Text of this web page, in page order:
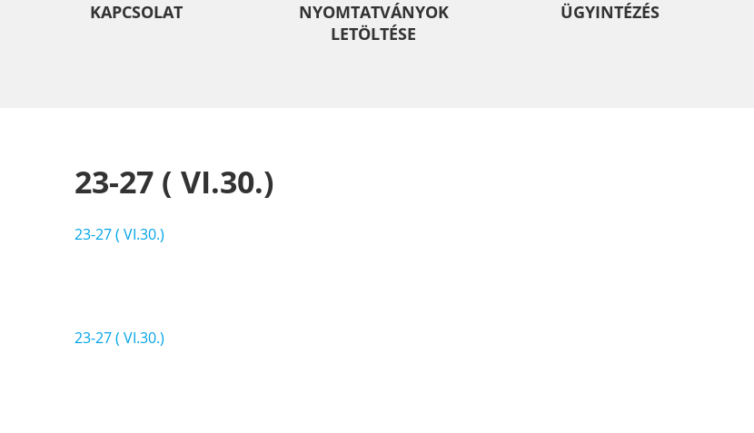
KAPCSOLAT
NYOMTATVÁNYOK
LETÖLTÉSE
ÜGYINTÉZÉS
23-27 ( VI.30.)
23-27 ( VI.30.)
Bejegyzés
23-27 ( VI.30.)